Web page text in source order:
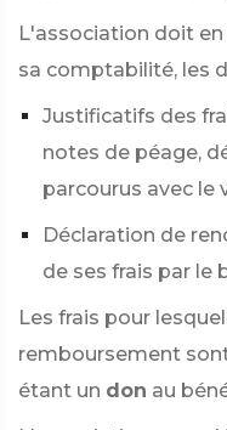
L'association doit
sa comptabilité, les
Justificatifs des
notes de péage,
parcourus avec le
Déclaration de
de ses frais par le
Les frais pour
remboursement
étant un don au